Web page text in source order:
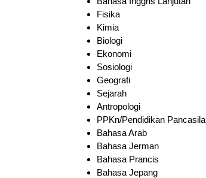
Fisika
Kimia
Biologi
Ekonomi
Sosiologi
Geografi
Sejarah
Antropologi
PPKn/Pendidikan Pancasila
Bahasa Arab
Bahasa Jerman
Bahasa Prancis
Bahasa Jepang